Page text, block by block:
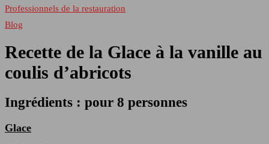
Professionnels de la restauration
Blog
Recette de la Glace à la vanille au
coulis d’abricots
Ingrédients : pour 8 personnes
Glace